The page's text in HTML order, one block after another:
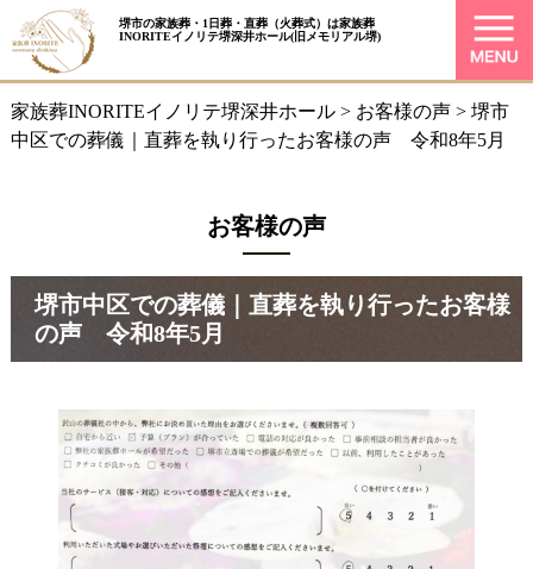
堺市の家族葬・1日葬・直葬（火葬式）は家族葬
INORITEイノリテ堺深井ホール(旧メモリアル堺)
家族葬INORITEイノリテ堺深井ホール> お客様の声> 堺市
中区での葬儀｜直葬を執り行ったお客様の声 令和8年5月
お客様の声
堺市中区での葬儀｜直葬を執り行ったお客様
の声 令和8年5月